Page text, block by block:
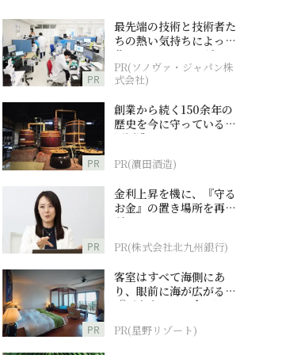
PR
最先端の技術と技術者た
ちの熱い気持ちによって
作られているオーダーメ
イド補聴器
PR(ソノヴァ・ジャパン株
式会社)
PR
創業から続く150余年の
歴史を今に守っている濵
田酒造
PR(濵田酒造)
PR
金利上昇を機に、『守る
お金』の置き場所を再検
討
PR(株式会社北九州銀行)
PR
客室はすべて海側にあ
り、眼前に海が広がる
『西表島ホテル by 星野
PR(星野リゾート)